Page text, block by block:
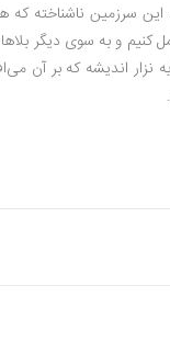
سرزمین ناشناخته که
کنیم و به سوى دیگر
اندیشه که بر آن